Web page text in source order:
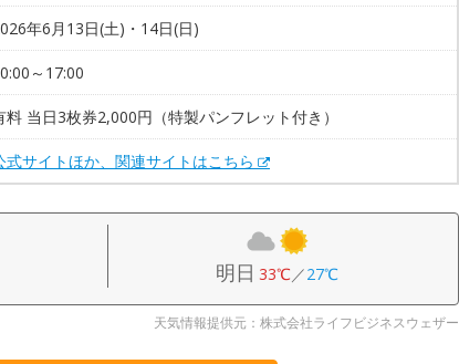
年6月13日(土)・14日(日)
～17:00
料 当日3枚券2,000円（特製パンフレット付き）
式サイトほか、関連サイトはこちら
明日 33℃／27℃
天気情報提供元：株式会社ライフビジネスウェザー